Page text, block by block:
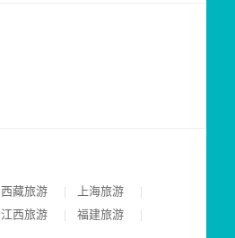
西藏旅游 | 上海旅游 |
江西旅游 | 福建旅游 |